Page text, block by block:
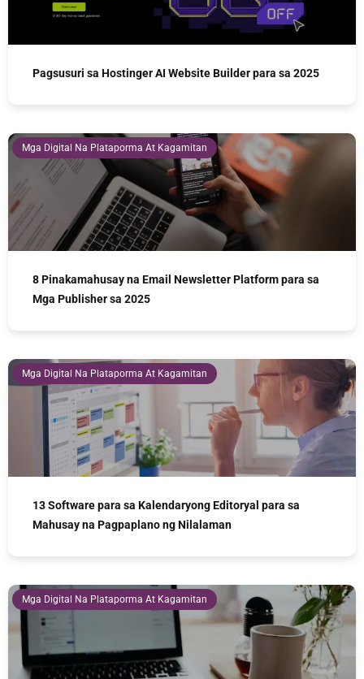
Pagsusuri sa Hostinger AI Website Builder para sa 2025
Mga Digital Na Plataporma At Kagamitan
8 Pinakamahusay na Email Newsletter Platform para sa
Mga Publisher sa 2025
Mga Digital Na Plataporma At Kagamitan
13 Software para sa Kalendaryong Editoryal para sa
Mahusay na Pagpaplano ng Nilalaman
Mga Digital Na Plataporma At Kagamitan